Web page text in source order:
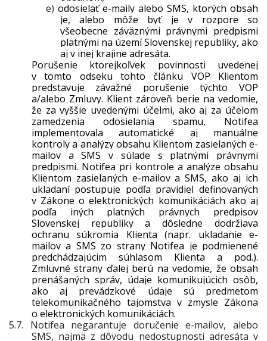
e) odosielať e-maily alebo SMS, ktorých obsah
je, alebo môže byť je v rozpore so
všeobecne záväznými právnymi predpismi
platnými na území Slovenskej republiky, ako
aj v inej krajine adresáta.
Porušenie ktorejkoľvek povinnosti uvedenej
v tomto odseku tohto článku VOP Klientom
predstavuje závažné porušenie týchto VOP
a/alebo Zmluvy. Klient zároveň berie na vedomie,
že za vyššie uvedenými účelmi, ako aj za účelom
zamedzenia odosielania spamu, Notifea
implementovala automatické aj manuálne
kontroly a analýzy obsahu Klientom zasielaných e-
mailov a SMS v súlade s platnými právnymi
predpismi. Notifea pri kontrole a analýze obsahu
Klientom zasielaných e-mailov a SMS, ako aj ich
ukladaní postupuje podľa pravidiel definovaných
v Zákone o elektronických komunikáciách ako aj
podľa iných platných právnych predpisov
Slovenskej republiky a dôsledne dodržiava
ochranu súkromia Klienta (napr. ukladanie e-
mailov a SMS zo strany Notifea je podmienené
predchádzajúcim súhlasom Klienta a pod.).
Zmluvné strany ďalej berú na vedomie, že obsah
prenášaných správ, údaje komunikujúcich osôb,
ako aj prevádzkové údaje sú predmetom
telekomunikačného tajomstva v zmysle Zákona
o elektronických komunikáciách.
5.7. Notifea negarantuje doručenie e-mailov, alebo
SMS, najmä z dôvodu nedostupnosti adresáta v